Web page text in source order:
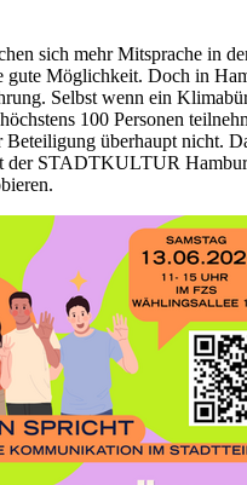
sich mehr Mitsprache in
gute Möglichkeit. Doch in
Selbst wenn ein
100 Personen
Beteiligung überhaupt nicht.
der STADTKULTUR